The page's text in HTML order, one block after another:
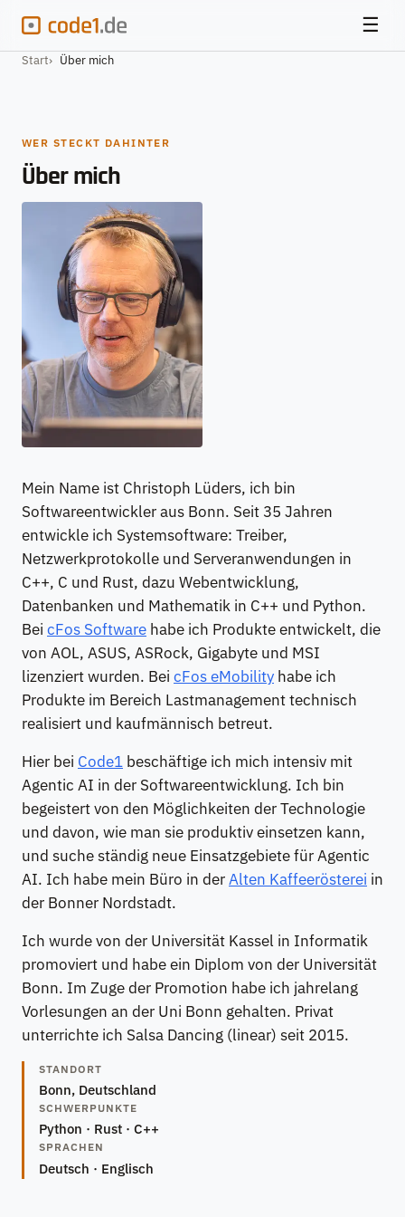
☰
Start Über mich
WER STECKT DAHINTER
Über mich
Mein Name ist Christoph Lüders, ich bin
Softwareentwickler aus Bonn. Seit 35 Jahren
entwickle ich Systemsoftware: Treiber,
Netzwerkprotokolle und Serveranwendungen in
C++, C und Rust, dazu Webentwicklung,
Datenbanken und Mathematik in C++ und Python.
Bei cFos Software habe ich Produkte entwickelt, die
von AOL, ASUS, ASRock, Gigabyte und MSI
lizenziert wurden. Bei cFos eMobility habe ich
Produkte im Bereich Lastmanagement technisch
realisiert und kaufmännisch betreut.
Hier bei Code1 beschäftige ich mich intensiv mit
Agentic AI in der Softwareentwicklung. Ich bin
begeistert von den Möglichkeiten der Technologie
und davon, wie man sie produktiv einsetzen kann,
und suche ständig neue Einsatzgebiete für Agentic
AI. Ich habe mein Büro in derAlten Kaffeerösterei in
der Bonner Nordstadt.
Ich wurde von der Universität Kassel in Informatik
promoviert und habe ein Diplom von der Universität
Bonn. Im Zuge der Promotion habe ich jahrelang
Vorlesungen an der Uni Bonn gehalten. Privat
unterrichte ich Salsa Dancing (linear) seit 2015.
STANDORT
Bonn, Deutschland
SCHWERPUNKTE
Python · Rust · C++
SPRACHEN
Deutsch · Englisch